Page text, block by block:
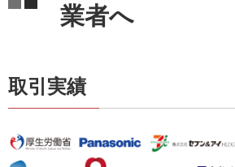
業者へ
取引実績